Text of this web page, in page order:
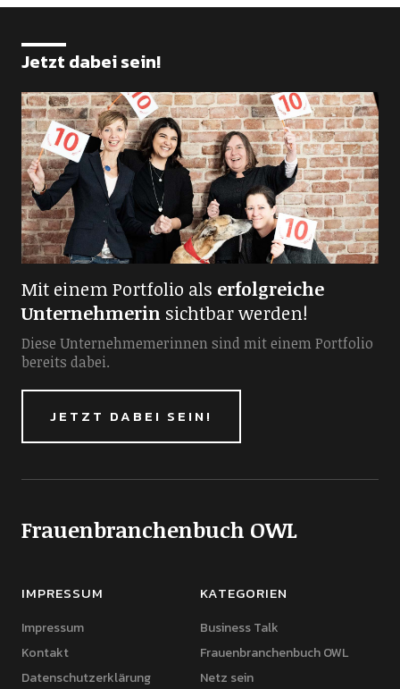
Jetzt dabei sein!
Mit einem Portfolio als erfolgreiche
Unternehmerinsichtbar werden!
Diese Unternehmemerinnen sind mit einem Portfolio
bereits dabei.
JETZT DABEI SEIN!
Frauenbranchenbuch OWL
IMPRESSUM
Impressum
Kontakt
Datenschutzerklärung
KATEGORIEN
Business Talk
Frauenbranchenbuch OWL
Netz sein